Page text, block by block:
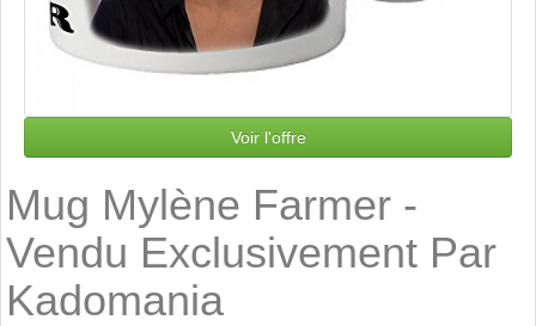
Voir l'offre
Mug Mylène Farmer -
Vendu Exclusivement Par
Kadomania